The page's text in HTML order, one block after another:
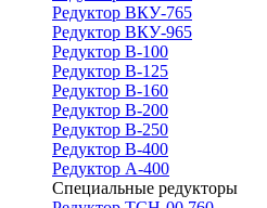
Редуктор ВКУ-765
Редуктор ВКУ-965
Редуктор В-100
Редуктор В-125
Редуктор В-160
Редуктор В-200
Редуктор В-250
Редуктор В-400
Редуктор А-400
Специальные редукторы